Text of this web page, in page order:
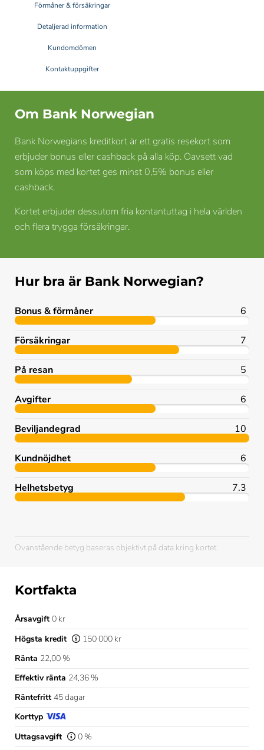
Förmåner & försäkringar
Detaljerad information
Kundomdömen
Kontaktuppgifter
Om Bank Norwegian
Bank Norwegians kreditkort är ett gratis resekort som
erbjuder bonus eller cashback på alla köp. Oavsett vad
som köps med kortet ges minst 0,5% bonus eller
cashback.
Kortet erbjuder dessutom fria kontantuttag i hela världen
och flera trygga försäkringar.
Hur bra är Bank Norwegian?
Bonus & förmåner 6
Försäkringar 7
På resan 5
Avgifter 6
Beviljandegrad 10
Kundnöjdhet 6
Helhetsbetyg 7.3
Ovanstående betyg baseras objektivt på data kring kortet.
Kortfakta
Årsavgift 0 kr
Högsta kredit
150 000 kr
Ränta 22,00 %
Effektiv ränta 24,36 %
Räntefritt 45 dagar
Korttyp
Uttagsavgift
0 %